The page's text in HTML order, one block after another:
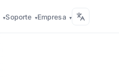
▾Soporte ▾Empresa ▾